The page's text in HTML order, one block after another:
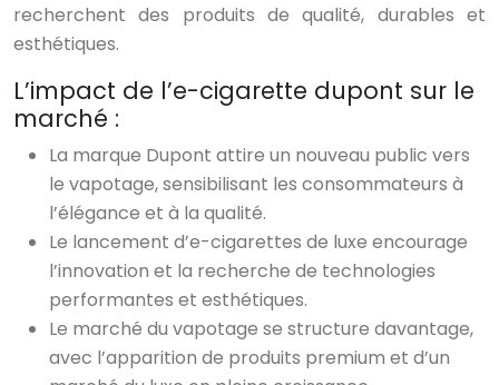
recherchent des produits de qualité, durables et
esthétiques.
L’impact de l’e-cigarette dupont sur le
marché :
La marque Dupont attire un nouveau public vers
le vapotage, sensibilisant les consommateurs à
l’élégance et à la qualité.
Le lancement d’e-cigarettes de luxe encourage
l’innovation et la recherche de technologies
performantes et esthétiques.
Le marché du vapotage se structure davantage,
avec l’apparition de produits premium et d’un